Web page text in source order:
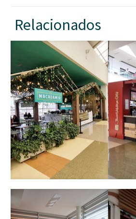
Relacionados